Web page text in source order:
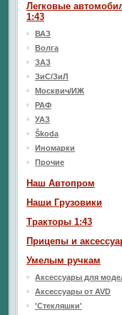
Легковые
1:43
ВАЗ
Волга
ЗАЗ
ЗиС/ЗиЛ
Москвич/ИЖ
РАФ
УАЗ
Škoda
Иномарки
Прочие
Наш Aвтопром
Наши Грузовики
Тракторы 1:43
Прицепы и
Умелым ручкам
Аксессуары для
Аксессуары от AVD
'Стекляшки'